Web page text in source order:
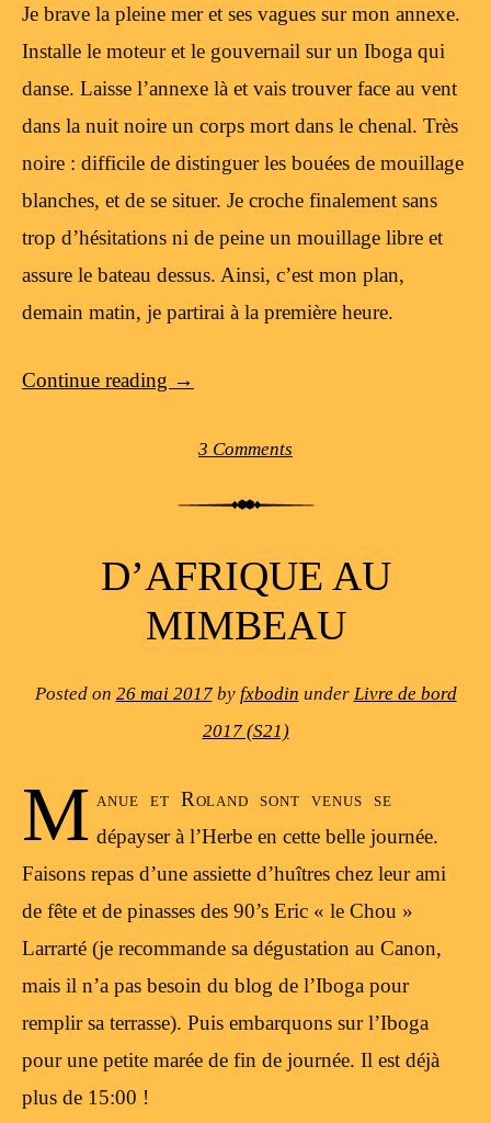
Je brave la pleine mer et ses vagues sur mon annexe.
Installe le moteur et le gouvernail sur un Iboga qui
danse. Laisse l’annexe là et vais trouver face au vent
dans la nuit noire un corps mort dans le chenal. Très
noire : difficile de distinguer les bouées de mouillage
blanches, et de se situer. Je croche finalement sans
trop d’hésitations ni de peine un mouillage libre et
assure le bateau dessus. Ainsi, c’est mon plan,
demain matin, je partirai à la première heure.
Continue reading →
3 Comments
D’AFRIQUE AU
MIMBEAU
Posted on 26 mai 2017by fxbodin under Livre de bord
2017 (S21)
M anue et Roland sont venus se
dépayser à l’Herbe en cette belle journée.
Faisons repas d’une assiette d’huîtres chez leur ami
de fête et de pinasses des 90’s Eric « le Chou »
Larrarté (je recommande sa dégustation au Canon,
mais il n’a pas besoin du blog de l’Iboga pour
remplir sa terrasse). Puis embarquons sur l’Iboga
pour une petite marée de fin de journée. Il est déjà
plus de 15:00 !